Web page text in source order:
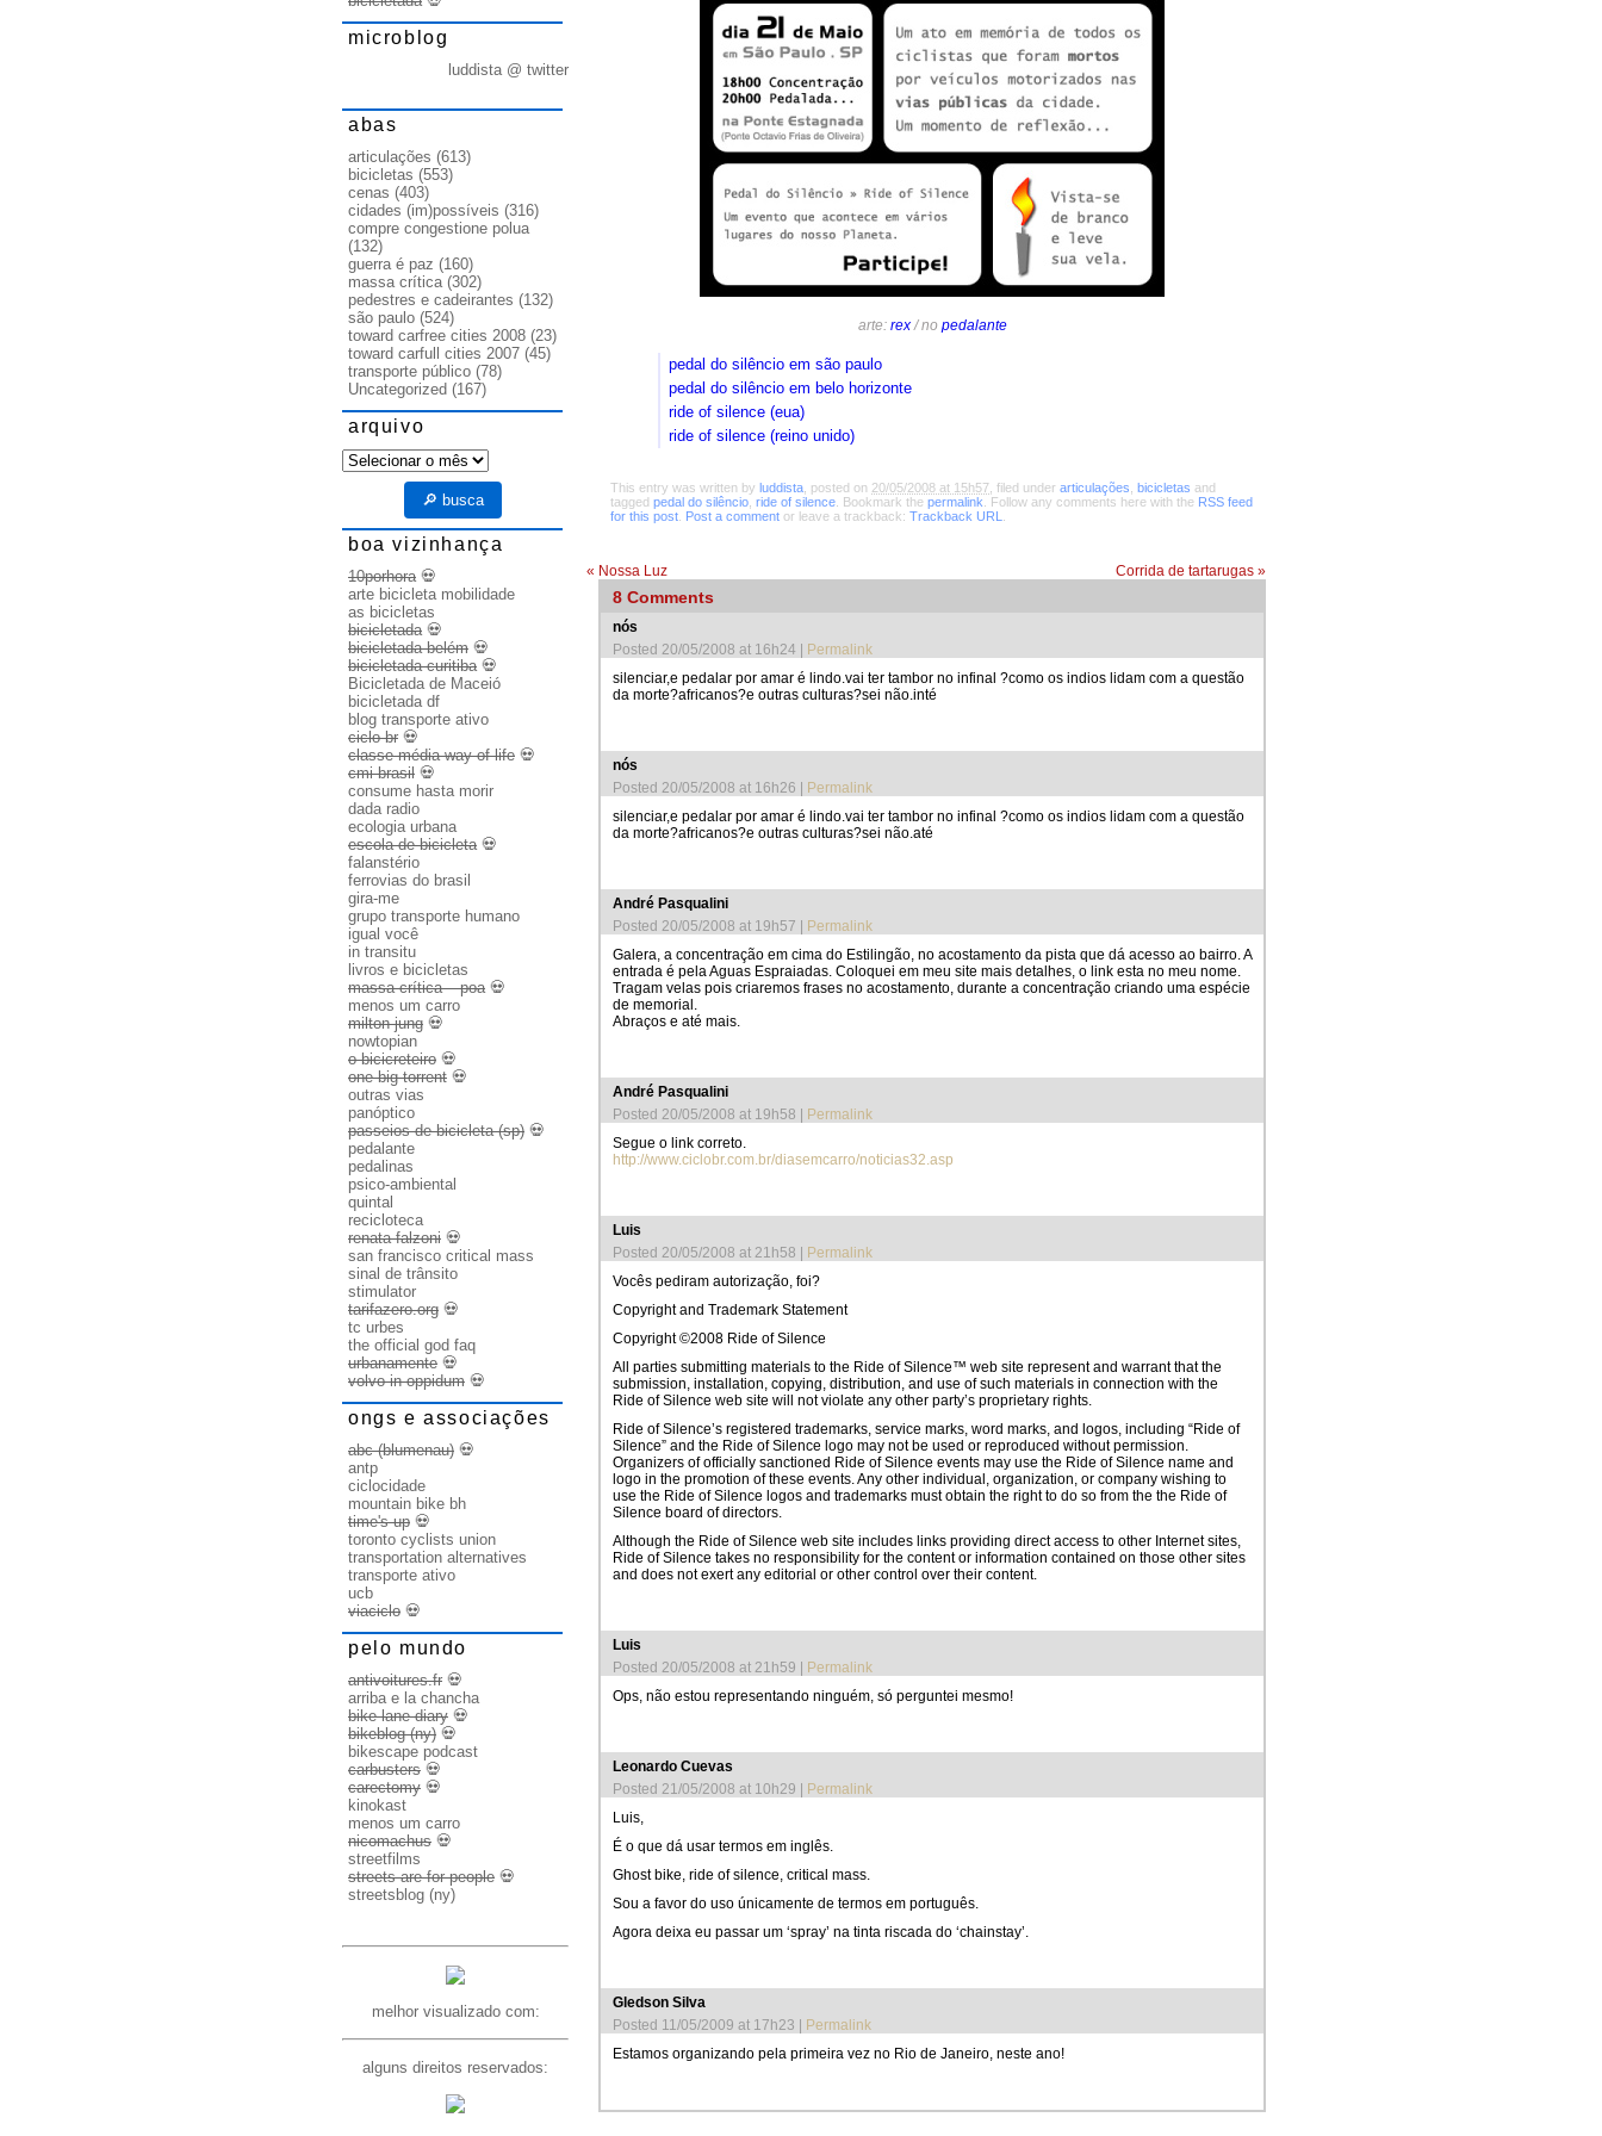
arte: rex/ no pedalante
pedal do silêncio em são paulo
pedal do silêncio em belo horizonte
ride of silence (eua)
ride of silence (reino unido)
This entry was written by luddista , posted on 20/05/2008 at 15h57 , filed under articulações bicicletas and
tagged pedal do silêncio ride of silence . Bookmark the permalink . Follow any comments here with the RSS feed
for this post Post a comment or leave a trackback: Trackback URL
« Nossa Luz Corrida de tartarugas »
8 Comments
nós
Posted 20/05/2008 at 16h24 | Permalink
silenciar,e pedalar por amar é lindo.vai ter tambor no infinal ?como os indios lidam com a questão
da morte?africanos?e outras culturas?sei não.inté
nós
Posted 20/05/2008 at 16h26 | Permalink
silenciar,e pedalar por amar é lindo.vai ter tambor no infinal ?como os indios lidam com a questão
da morte?africanos?e outras culturas?sei não.até
André Pasqualini
Posted 20/05/2008 at 19h57 | Permalink
Galera, a concentração em cima do Estilingão, no acostamento da pista que dá acesso ao bairro. A
entrada é pela Aguas Espraiadas. Coloquei em meu site mais detalhes, o link esta no meu nome.
Tragam velas pois criaremos frases no acostamento, durante a concentração criando uma espécie
de memorial.
Abraços e até mais.
André Pasqualini
Posted 20/05/2008 at 19h58 | Permalink
Segue o link correto.
http://www.ciclobr.com.br/diasemcarro/noticias32.asp
Luis
Posted 20/05/2008 at 21h58 | Permalink
Vocês pediram autorização, foi?
Copyright and Trademark Statement
Copyright ©2008 Ride of Silence
All parties submitting materials to the Ride of Silence™ web site represent and warrant that the
submission, installation, copying, distribution, and use of such materials in connection with the
Ride of Silence web site will not violate any other party’s proprietary rights.
Ride of Silence’s registered trademarks, service marks, word marks, and logos, including “Ride of
Silence” and the Ride of Silence logo may not be used or reproduced without permission.
Organizers of officially sanctioned Ride of Silence events may use the Ride of Silence name and
logo in the promotion of these events. Any other individual, organization, or company wishing to
use the Ride of Silence logos and trademarks must obtain the right to do so from the the Ride of
Silence board of directors.
Although the Ride of Silence web site includes links providing direct access to other Internet sites,
Ride of Silence takes no responsibility for the content or information contained on those other sites
and does not exert any editorial or other control over their content.
Luis
Posted 20/05/2008 at 21h59 | Permalink
Ops, não estou representando ninguém, só perguntei mesmo!
Leonardo Cuevas
Posted 21/05/2008 at 10h29 | Permalink
Luis,
É o que dá usar termos em inglês.
Ghost bike, ride of silence, critical mass.
Sou a favor do uso únicamente de termos em português.
Agora deixa eu passar um ‘spray’ na tinta riscada do ‘chainstay’.
Gledson Silva
Posted 11/05/2009 at 17h23 | Permalink
Estamos organizando pela primeira vez no Rio de Janeiro, neste ano!
microblog
luddista @ twitter
abas
articulações (613)
bicicletas (553)
cenas (403)
cidades (im)possíveis (316)
compre congestione polua
(132)
guerra é paz (160)
massa crítica(302)
pedestres e cadeirantes (132)
são paulo (524)
toward carfree cities 2008 (23)
toward carfull cities 2007 (45)
transporte público (78)
Uncategorized (167)
arquivo
arquivo
🔎 busca
boa vizinhança
10porhora💀
arte bicicleta mobilidade
as bicicletas
bicicletada💀
bicicletada belém 💀
bicicletada curitiba💀
Bicicletada de Maceió
bicicletada df
blog transporte ativo
ciclo br 💀
classe média way of life 💀
cmi brasil 💀
consume hasta morir
dada radio
ecologia urbana
escola de bicicleta💀
falanstério
ferrovias do brasil
gira-me
grupo transporte humano
igual você
in transitu
livros e bicicletas
massa crítica – poa💀
menos um carro
milton jung 💀
nowtopian
o bicicreteiro 💀
one big torrent 💀
outras vias
panóptico
passeios de bicicleta (sp) 💀
pedalante
pedalinas
psico-ambiental
quintal
recicloteca
renata falzoni 💀
san francisco critical mass
sinal de trânsito
stimulator
tarifazero.org 💀
tc urbes
the official god faq
urbanamente 💀
volvo in oppidum 💀
ongs e associações
abc (blumenau) 💀
antp
ciclocidade
mountain bike bh
time's up 💀
toronto cyclists union
transportation alternatives
transporte ativo
ucb
viaciclo 💀
pelo mundo
antivoitures.fr 💀
arriba e la chancha
bike lane diary 💀
bikeblog (ny) 💀
bikescape podcast
carbusters 💀
carectomy 💀
kinokast
menos um carro
nicomachus 💀
streetfilms
streets are for people 💀
streetsblog (ny)
melhor visualizado com:
alguns direitos reservados: